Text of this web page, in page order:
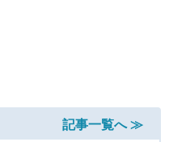
記事一覧へ ≫